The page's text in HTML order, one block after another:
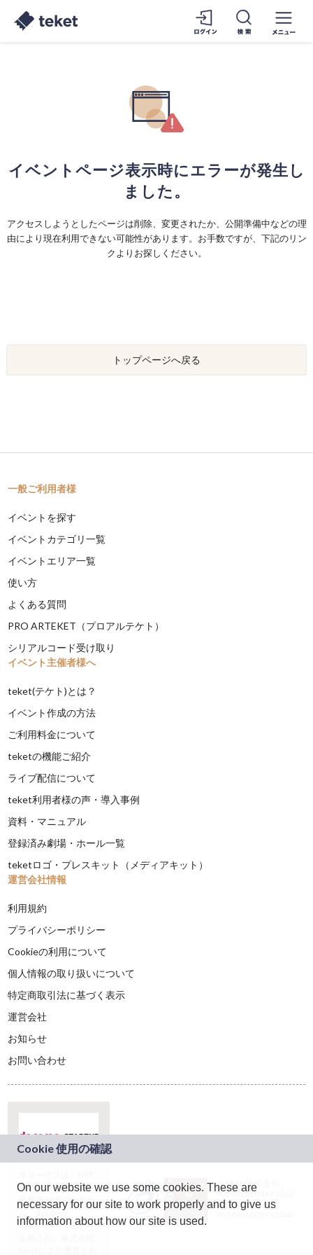
イベントページ表示時にエラーが発生し
ました。
アクセスしようとしたページは削除、変更されたか、公開準備中などの理
由により現在利用できない可能性があります。お手数ですが、下記のリン
クよりお探しください。
トップページへ戻る
一般ご利用者様
イベントを探す
イベントカテゴリ一覧
イベントエリア一覧
使い方
よくある質問
PRO ARTEKET（プロアルテケト）
シリアルコード受け取り
イベント主催者様へ
teket(テケト)とは？
イベント作成の方法
ご利用料金について
teketの機能ご紹介
ライブ配信について
teket利用者様の声・導入事例
資料・マニュアル
登録済み劇場・ホール一覧
teketロゴ・プレスキット（メディアキット）
運営会社情報
利用規約
プライバシーポリシー
Cookieの利用について
個人情報の取り扱いについて
特定商取引法に基づく表示
運営会社
お知らせ
お問い合わせ
ドコモグループの新
規事業創出プログラ
ム「docomo
STARTUP」を通じて
JASRAC許諾番号：
9024936001Y45037
JASRAC許諾番号：
On our website we use some cookies. These are
necessary for our site to work properly and to give us
information about how our site is used.